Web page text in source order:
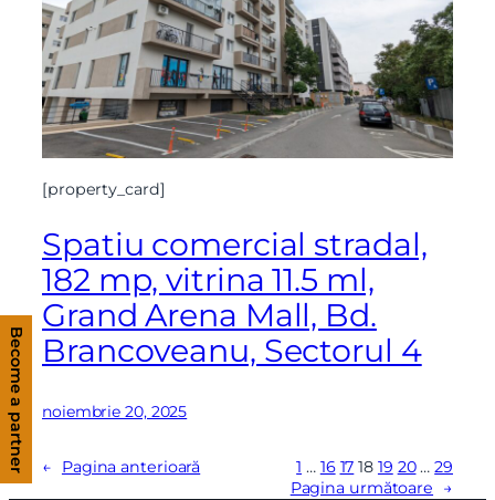
[property_card]
Spatiu comercial stradal,
182 mp, vitrina 11.5 ml,
Grand Arena Mall, Bd.
Brancoveanu, Sectorul 4
noiembrie 20, 2025
← Pagina anterioară 1 … 16 17 18 19 20 … 29
Pagina următoare
→
Become a partner